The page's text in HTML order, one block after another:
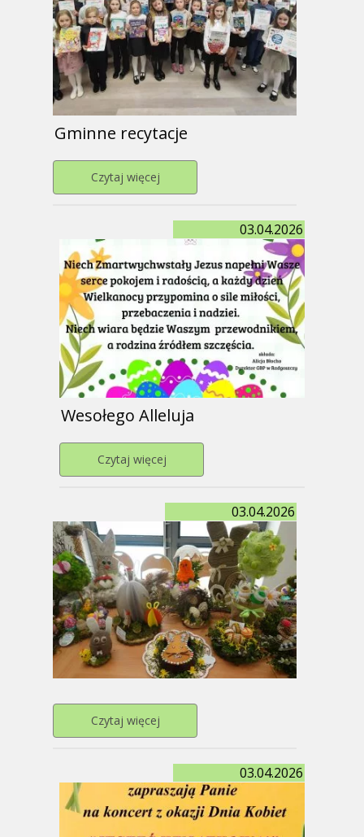
Gminne recytacje
Czytaj więcejPrzejdź do strony Gminne recytacje
03.04.2026
Wesołego Alleluja
Czytaj więcejPrzejdź do strony Wesołego Alleluja
03.04.2026
Czytaj więcejPrzejdź do strony
03.04.2026